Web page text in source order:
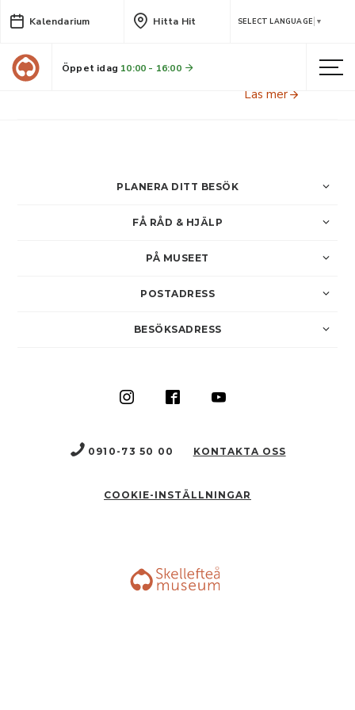
Kalendarium Hitta Hit SELECT LANGUAGE ▼
Öppet idag 10:00 - 16:00
Guidad visning i Meningar:
Läs mer
PLANERA DITT BESÖK
FÅ RÅD & HJÄLP
PÅ MUSEET
POSTADRESS
BESÖKSADRESS
0910-73 50 00 KONTAKTA OSS
COOKIE-INSTÄLLNINGAR